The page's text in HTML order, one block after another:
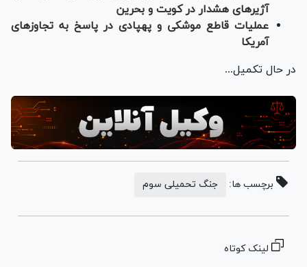
آژیرهای هشدار در کویت و بحرین
عملیات قاطع موشکی و پهپادی در پاسخ به تجاوز‌های
آمریکا
در حال تکمیل...
برچسب ها: جنگ تحمیلی سوم
لینک کوتاه